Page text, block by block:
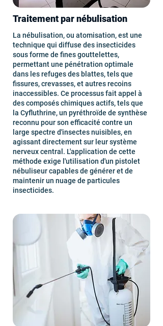
Traitement par nébulisation
La nébulisation, ou atomisation, est une
technique qui diffuse des insecticides
sous forme de fines gouttelettes,
permettant une pénétration optimale
dans les refuges des blattes, tels que
fissures, crevasses, et autres recoins
inaccessibles. Ce processus fait appel à
des composés chimiques actifs, tels que
la Cyfluthrine, un pyréthroïde de synthèse
reconnu pour son efficacité contre un
large spectre d'insectes nuisibles, en
agissant directement sur leur système
nerveux central. L'application de cette
méthode exige l'utilisation d'un pistolet
nébuliseur capables de générer et de
maintenir un nuage de particules
insecticides.